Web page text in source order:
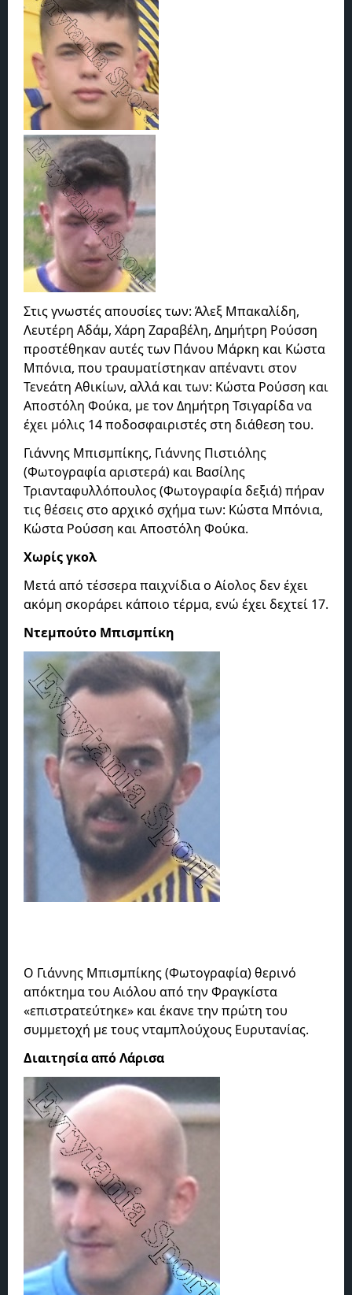
Στις γνωστές απουσίες των: Άλεξ Μπακαλίδη,
Λευτέρη Αδάμ, Χάρη Ζαραβέλη, Δημήτρη Ρούσση
προστέθηκαν αυτές των Πάνου Μάρκη και Κώστα
Μπόνια, που τραυματίστηκαν απέναντι στον
Τενεάτη Αθικίων, αλλά και των: Κώστα Ρούσση και
Αποστόλη Φούκα, με τον Δημήτρη Τσιγαρίδα να
έχει μόλις 14 ποδοσφαιριστές στη διάθεση του.
Γιάννης Μπισμπίκης, Γιάννης Πιστιόλης
(Φωτογραφία αριστερά) και Βασίλης
Τριανταφυλλόπουλος (Φωτογραφία δεξιά) πήραν
τις θέσεις στο αρχικό σχήμα των: Κώστα Μπόνια,
Κώστα Ρούσση και Αποστόλη Φούκα.
Χωρίς γκολ
Μετά από τέσσερα παιχνίδια ο Αίολος δεν έχει
ακόμη σκοράρει κάποιο τέρμα, ενώ έχει δεχτεί 17.
Ντεμπούτο Μπισμπίκη
Ο Γιάννης Μπισμπίκης (Φωτογραφία) θερινό
απόκτημα του Αιόλου από την Φραγκίστα
«επιστρατεύτηκε» και έκανε την πρώτη του
συμμετοχή με τους νταμπλούχους Ευρυτανίας.
Διαιτησία από Λάρισα